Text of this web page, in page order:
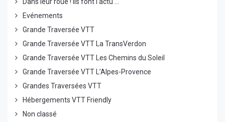
Evénements
Grande Traversée VTT
Grande Traversée VTT La TransVerdon
Grande Traversée VTT Les Chemins du Soleil
Grande Traversée VTT L’Alpes-Provence
Grandes Traversées VTT
Hébergements VTT Friendly
Non classé